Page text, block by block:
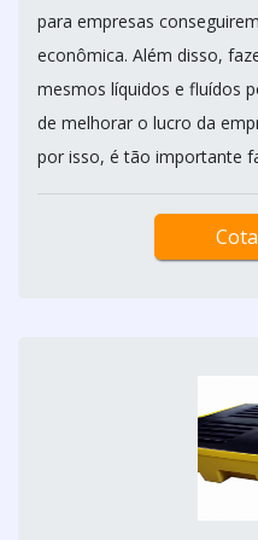
para empresas
econômica. Além disso,
mesmos líquidos e fluídos
de melhorar o lucro da
por isso, é tão importante